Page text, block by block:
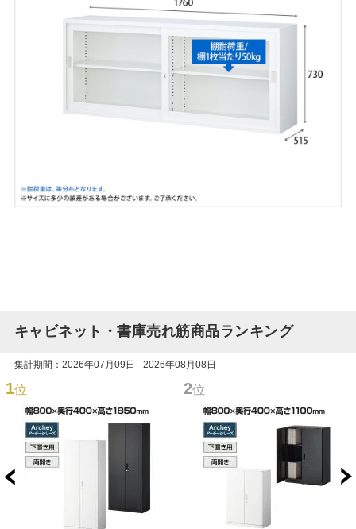
キャビネット・書庫売れ筋商品ランキング
集計期間：2026年07月09日 - 2026年08月08日
1位 2位